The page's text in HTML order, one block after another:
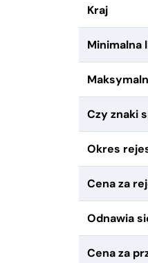
Kraj
Minimalna
Czy znaki
Okres
Cena za
Odnawia
Cena za